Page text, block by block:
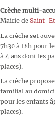
Crèche multi-
Mairie de Saint-
La crèche set
7h30 à 18h pour
à 4 ans dont les
places).
La crèche
familial au
pour les enfants
places).